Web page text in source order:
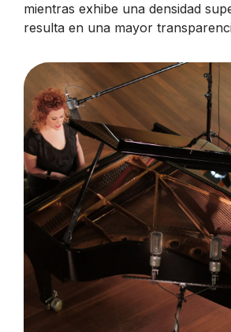
mientras exhibe una densidad
resulta en una mayor